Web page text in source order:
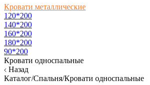
Кровати металлические
120*200
140*200
160*200
180*200
90*200
Кровати односпальные
Назад
Каталог/Спальня/Кровати односпальные